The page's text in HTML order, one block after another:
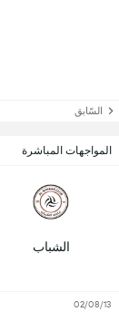
السّابق
المواجهات المباشرة
الشباب
02/08/13